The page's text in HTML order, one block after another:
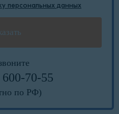
персональных данных
70-55
по РФ)